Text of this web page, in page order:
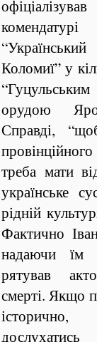
Коломиї” у
орудою
Справді,
треба мати
українське
рідній
Фактично
надаючи їм
рятував
смерті. Якщо